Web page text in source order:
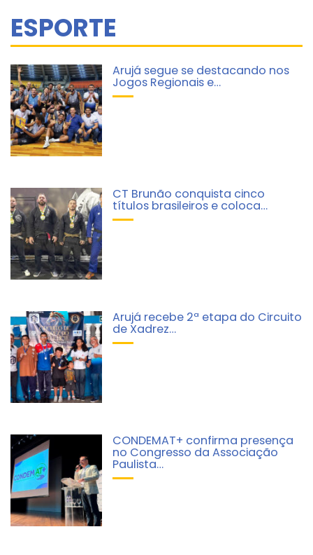
ESPORTE
Arujá segue se destacando nos
Jogos Regionais e…
CT Brunão conquista cinco
títulos brasileiros e coloca…
Arujá recebe 2ª etapa do Circuito
de Xadrez…
CONDEMAT+ confirma presença
no Congresso da Associação
Paulista…